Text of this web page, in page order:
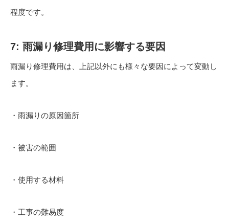
程度です。
7: 雨漏り修理費用に影響する要因
雨漏り修理費用は、上記以外にも様々な要因によって変動し
ます。
・雨漏りの原因箇所
・被害の範囲
・使用する材料
・工事の難易度